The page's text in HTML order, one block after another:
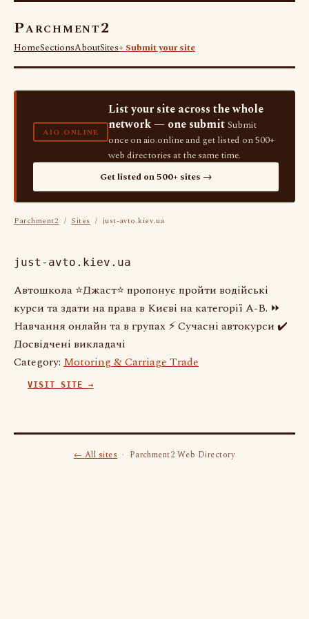
Parchment2
HomeSectionsAboutSites+ Submit your site
AIO.ONLINE
List your site across the whole
network — one submit Submit
once on aio.online and get listed on 500+
web directories at the same time.
Get listed on 500+ sites →
Parchment2 / Sites / just-avto.kiev.ua
just-avto.kiev.ua
Автошкола ⭐Джаст⭐ пропонує пройти водійські
курси та здати на права в Києві на категорії A-B. ⏩
Навчання онлайн та в групах ⚡ Сучасні автокурси ✔️
Досвідчені викладачі
Category: Motoring & Carriage Trade
VISIT SITE →
← All sites· Parchment2 Web Directory